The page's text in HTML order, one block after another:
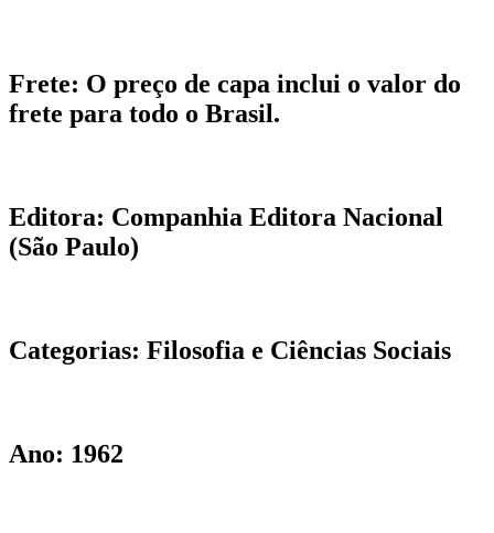
Frete: O preço de capa inclui o valor do
frete para todo o Brasil.
Editora: Companhia Editora Nacional
(São Paulo)
Categorias: Filosofia e Ciências Sociais
Ano: 1962